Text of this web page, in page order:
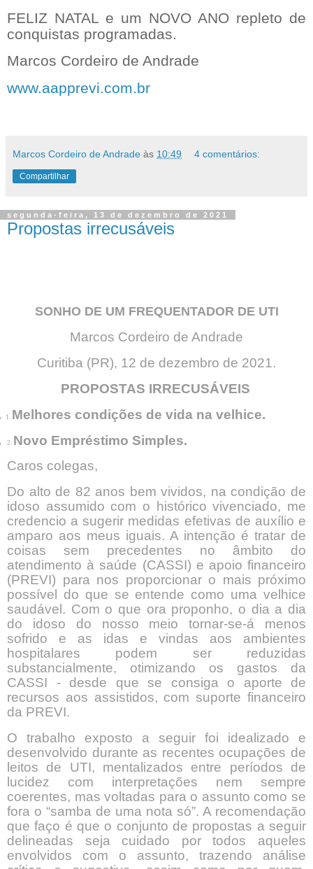
FELIZ NATAL e um NOVO ANO repleto de
conquistas programadas.
Marcos Cordeiro de Andrade
www.aapprevi.com.br
Marcos Cordeiro de Andrade às 10:49 4 comentários:
Compartilhar
segunda-feira, 13 de dezembro de 2021
Propostas irrecusáveis
SONHO DE UM FREQUENTADOR DE UTI
Marcos Cordeiro de Andrade
Curitiba (PR), 12 de dezembro de 2021.
PROPOSTAS IRRECUSÁVEIS
1. Melhores condições de vida na velhice.
2. Novo Empréstimo Simples.
Caros colegas,
Do alto de 82 anos bem vividos, na condição de
idoso assumido com o histórico vivenciado, me
credencio a sugerir medidas efetivas de auxílio e
amparo aos meus iguais. A intenção é tratar de
coisas sem precedentes no âmbito do
atendimento à saúde (CASSI) e apoio financeiro
(PREVI) para nos proporcionar o mais próximo
possível do que se entende como uma velhice
saudável. Com o que ora proponho, o dia a dia
do idoso do nosso meio tornar-se-á menos
sofrido e as idas e vindas aos ambientes
hospitalares podem ser reduzidas
substancialmente, otimizando os gastos da
CASSI - desde que se consiga o aporte de
recursos aos assistidos, com suporte financeiro
da PREVI.
O trabalho exposto a seguir foi idealizado e
desenvolvido durante as recentes ocupações de
leitos de UTI, mentalizados entre períodos de
lucidez com interpretações nem sempre
coerentes, mas voltadas para o assunto como se
fora o “samba de uma nota só”. A recomendação
que faço é que o conjunto de propostas a seguir
delineadas seja cuidado por todos aqueles
envolvidos com o assunto, trazendo análise